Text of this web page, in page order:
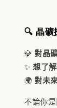
🔍 晶
💎對晶
✨想了
🌍對未
不論你